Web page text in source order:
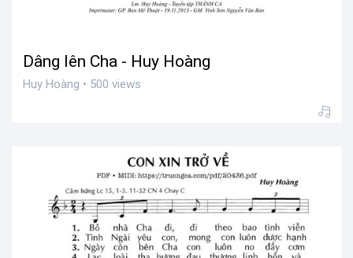
Dâng lên Cha - Huy Hoàng
Huy Hoàng • 500 views